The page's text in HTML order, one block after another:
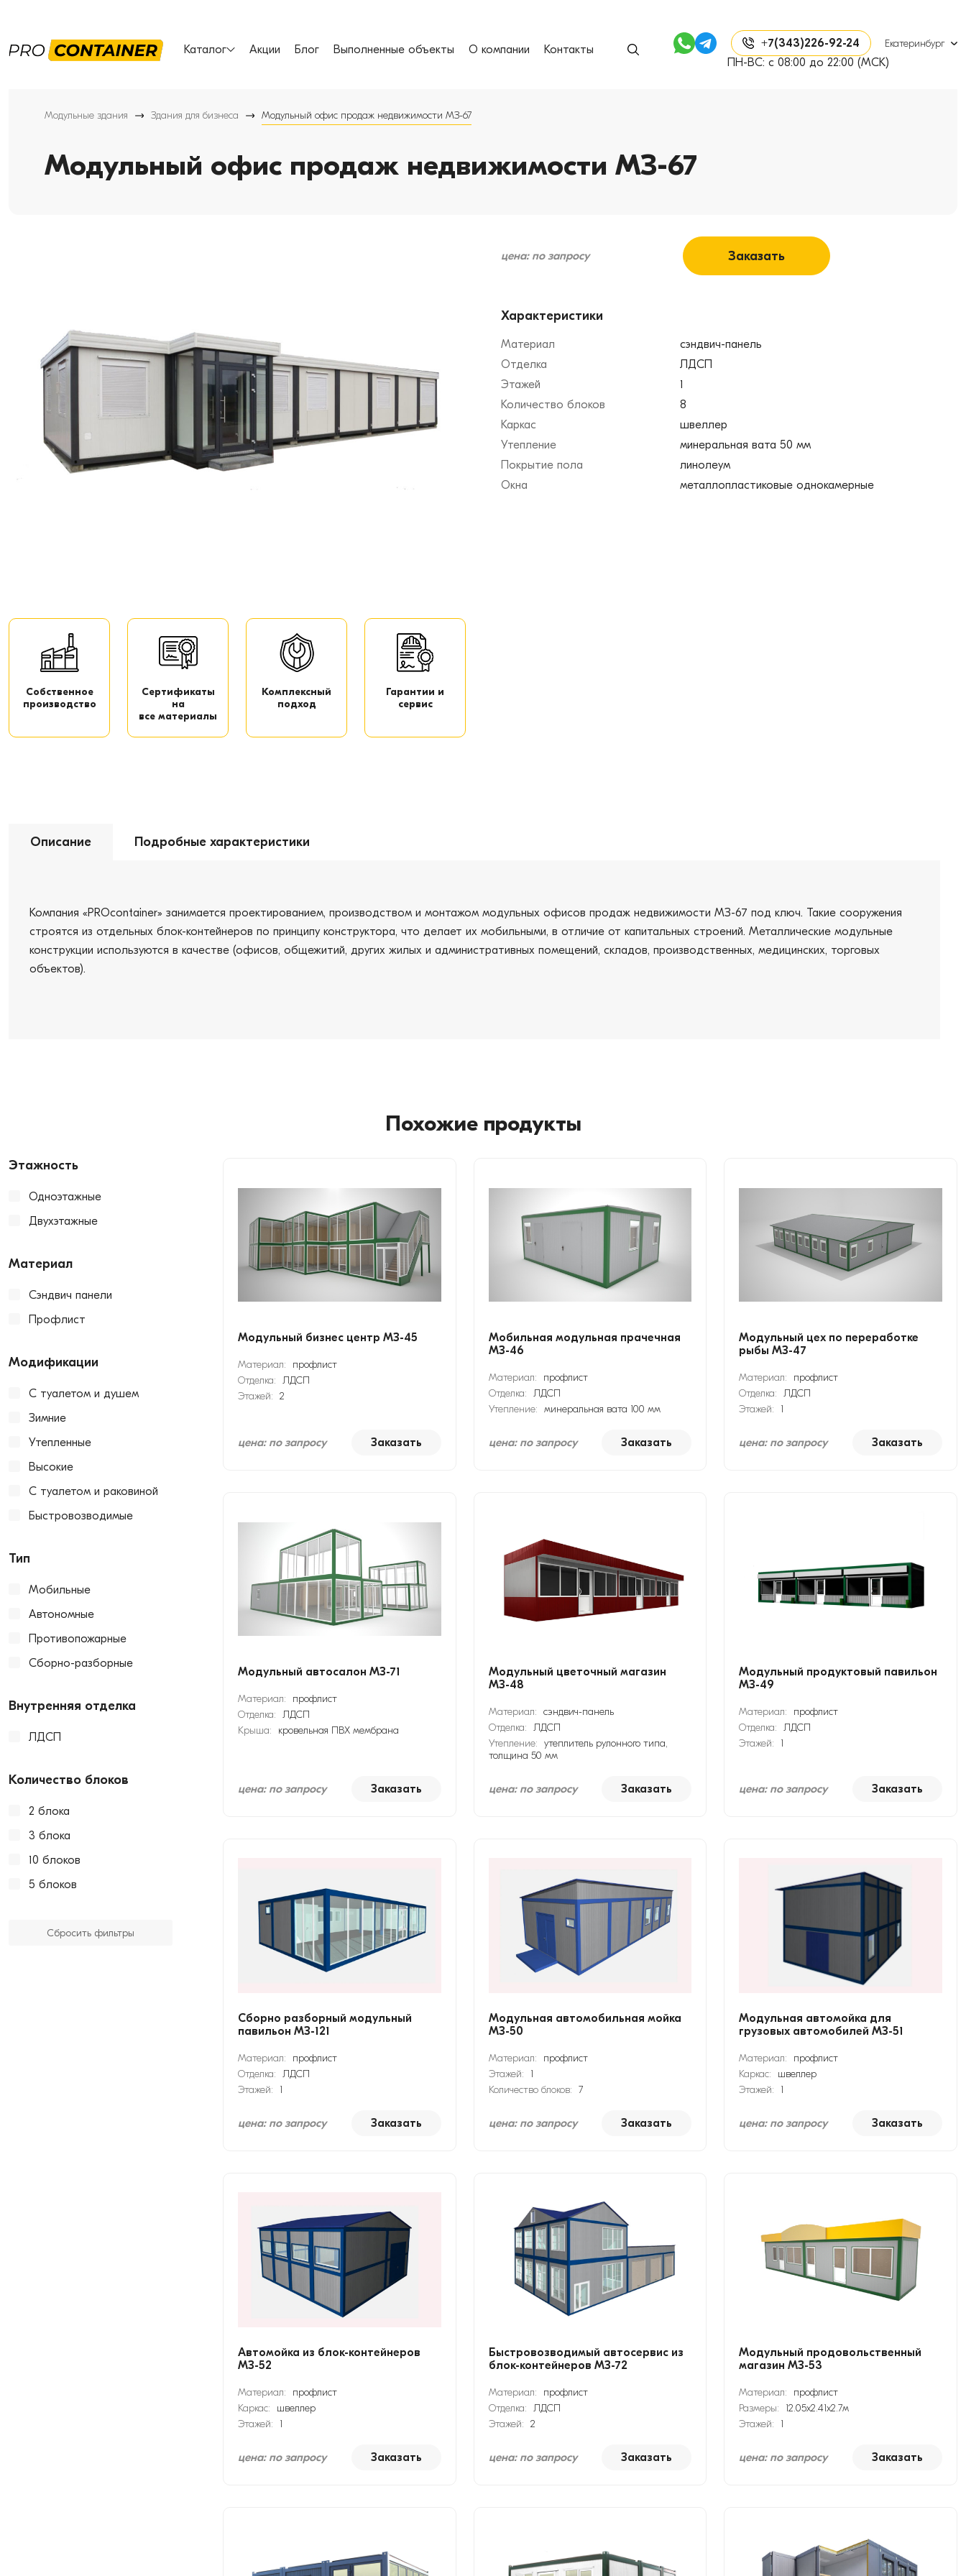
Каталог Акции Блог Выполненные объекты О компании Контакты +7(343)226-92-24 Екатеринбург
ПН-ВС: с 08:00 до 22:00 (МСК)
Модульные здания Здания для бизнеса Модульный офис продаж недвижимости МЗ-67
Модульный офис продаж недвижимости МЗ-67
Собственное
производство
Сертификаты
на
все материалы
Комплексный
подход
Гарантии и
сервис
цена: по запросу Заказать
Характеристики
Материал
сэндвич-панель
Отделка
ЛДСП
Этажей
1
Количество блоков
8
Каркас
швеллер
Утепление
минеральная вата 50 мм
Покрытие пола
линолеум
Окна
металлопластиковые однокамерные
Описание Подробные характеристики
Компания «PROcontainer» занимается проектированием, производством и монтажом модульных офисов продаж недвижимости МЗ-67 под ключ. Такие сооружения
строятся из отдельных блок-контейнеров по принципу конструктора, что делает их мобильными, в отличие от капитальных строений. Металлические модульные
конструкции используются в качестве (офисов, общежитий, других жилых и административных помещений, складов, производственных, медицинских, торговых
объектов).
Похожие продукты
Этажность
Одноэтажные
Двухэтажные
Материал
Сэндвич панели
Профлист
Модификации
С туалетом и душем
Зимние
Утепленные
Высокие
С туалетом и раковиной
Быстровозводимые
Тип
Мобильные
Автономные
Противопожарные
Сборно-разборные
Внутренняя отделка
ЛДСП
Количество блоков
2 блока
3 блока
10 блоков
5 блоков
Сбросить фильтры
Модульный бизнес центр МЗ-45
Материал:
профлист
Отделка: ЛДСП
Этажей: 2
цена: по запросу Заказать
Мобильная модульная прачечная
МЗ-46
Материал:
профлист
Отделка: ЛДСП
Утепление: минеральная вата 100 мм
цена: по запросу Заказать
Модульный цех по переработке
рыбы МЗ-47
Материал:
профлист
Отделка:
ЛДСП
Этажей:
1
цена: по запросу Заказать
Модульный автосалон МЗ-71
Материал:
профлист
Отделка: ЛДСП
Крыша:
кровельная ПВХ мембрана
цена: по запросу Заказать
Модульный цветочный магазин
МЗ-48
Материал: сэндвич-панель
Отделка: ЛДСП
Утепление: утеплитель рулонного типа,
толщина 50 мм
цена: по запросу Заказать
Модульный продуктовый павильон
МЗ-49
Материал:
профлист
Отделка:
ЛДСП
Этажей:
1
цена: по запросу Заказать
Сборно разборный модульный
павильон МЗ-121
Материал:
профлист
Отделка: ЛДСП
Этажей:
1
цена: по запросу Заказать
Модульная автомобильная мойка
МЗ-50
Материал:
профлист
Этажей:
1
Количество блоков: 7
цена: по запросу Заказать
Модульная автомойка для
грузовых автомобилей МЗ-51
Материал:
профлист
Каркас:
швеллер
Этажей:
1
цена: по запросу Заказать
Автомойка из блок-контейнеров
МЗ-52
Материал:
профлист
Каркас:
швеллер
Этажей:
1
цена: по запросу Заказать
Быстровозводимый автосервис из
блок-контейнеров МЗ-72
Материал:
профлист
Отделка: ЛДСП
Этажей: 2
цена: по запросу Заказать
Модульный продовольственный
магазин МЗ-53
Материал:
профлист
Размеры:
12.05х2.41х2.7м
Этажей:
1
цена: по запросу Заказать